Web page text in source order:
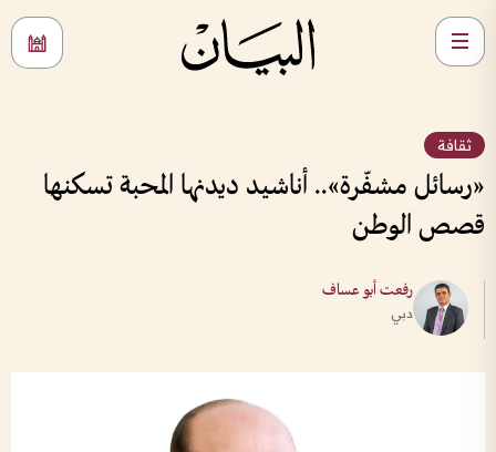
ثقافة
«رسائل مشفّرة».. أناشيد ديدنها المحبة تسكنها
قصص الوطن
رفعت أبو عساف
دبي